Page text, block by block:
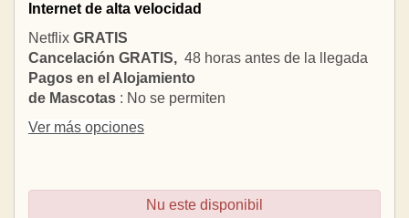
Internet de alta velocidad
Netflix GRATIS
Cancelación GRATIS, 48 horas antes de la llegada
Pagos en el Alojamiento
de Mascotas : No se permiten
Ver más opciones
Nu este disponibil